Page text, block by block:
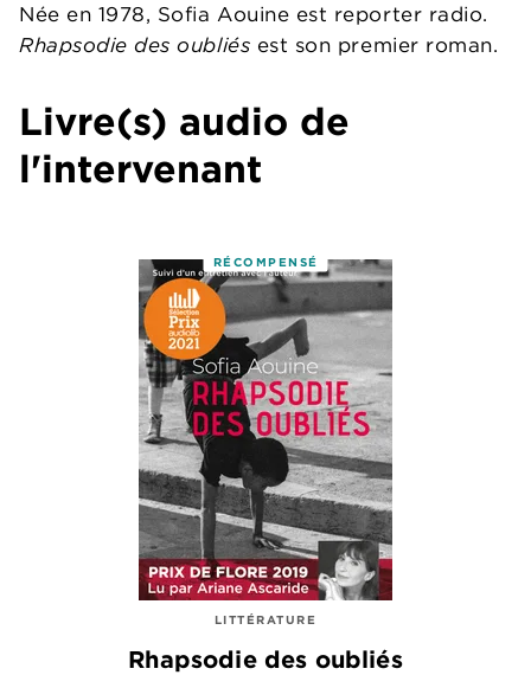
Née en 1978, Sofia Aouine est reporter radio.
Rhapsodie des oubliés est son premier roman.
Livre(s) audio de
l'intervenant
RÉCOMPENSÉ
LITTÉRATURE
Rhapsodie des oubliés